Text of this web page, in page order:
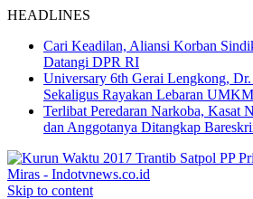
HEADLINES
Cari Keadilan, Aliansi Korban
Datangi DPR RI
Universary 6th Gerai Lengkong,
Sekaligus Rayakan Lebaran UMKM
Terlibat Peredaran Narkoba, Kasat
dan Anggotanya Ditangkap
Skip to content